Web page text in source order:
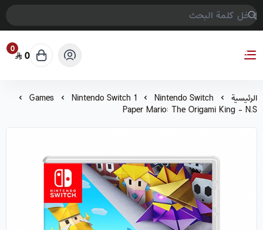
COMPTER GAMES
0 0
الرئيسية Nintendo Switch
Nintendo Switch 1
Games
Paper Mario: The Origami King - N.S